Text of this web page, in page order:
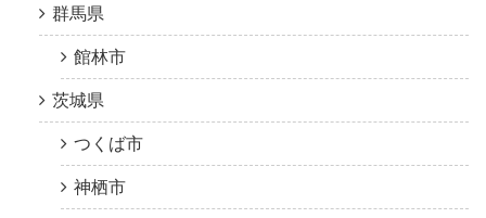
群馬県
館林市
茨城県
つくば市
神栖市